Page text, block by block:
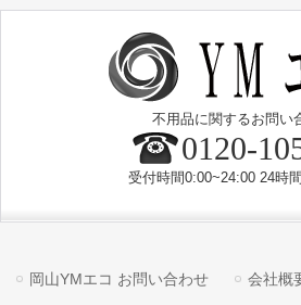
不用品に関するお問い
0120-
受付時間0:00~24:00 24時
岡山YMエコ お問い合わせ 会社概